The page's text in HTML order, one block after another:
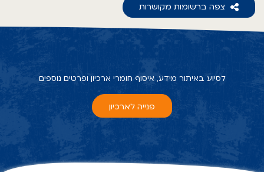
צפה ברשומות מקושרות
לסיוע באיתור מידע, איסוף חומרי ארכיון ופרטים נוספים
פנייה לארכיון